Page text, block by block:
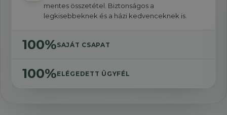
mentes összetétel. Biztonságos a
legkisebbeknek és a házi kedvenceknek is.
100%SAJÁT CSAPAT
100%ELÉGEDETT ÜGYFÉL